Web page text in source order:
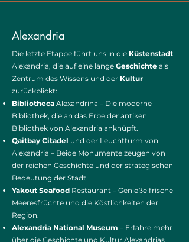
Alexandria ​
Die letzte Etappe führt uns in die Küstenstadt
Alexandria, die auf eine lange Geschichte als
Zentrum des Wissens und der Kultur
zurückblickt:
Bibliotheca Alexandrina – Die moderne
Bibliothek, die an das Erbe der antiken
Bibliothek von Alexandria anknüpft.
Qaitbay Citadel und der Leuchtturm von
Alexandria – Beide Monumente zeugen von
der reichen Geschichte und der strategischen
Bedeutung der Stadt.
Yakout Seafood Restaurant – Genieße frische
Meeresfrüchte und die Köstlichkeiten der
Region.
Alexandria National Museum – Erfahre mehr
über die Geschichte und Kultur Alexandrias